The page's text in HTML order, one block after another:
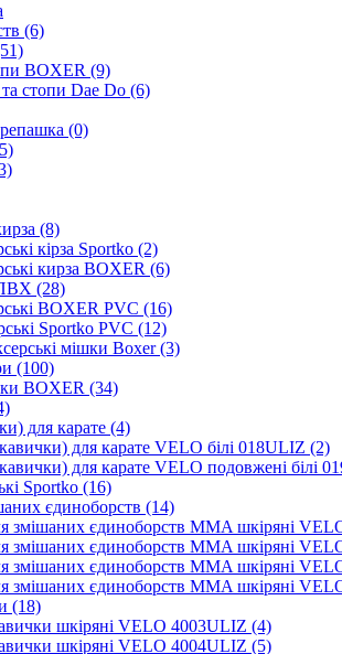
(6)
BOXER (9)
стопи Dae Do (6)
(0)
(8)
кірза Sportko (2)
кирза BOXER (6)
(28)
BOXER PVC (16)
Sportko PVC (12)
мішки Boxer (3)
(100)
BOXER (34)
для карате (4)
для карате VELO білі 018ULIZ (2)
для карате VELO подовжені білі
Sportko (16)
єдиноборств (14)
змішаних єдиноборств MMA шкіряні
змішаних єдиноборств MMA шкіряні
змішаних єдиноборств MMA шкіряні
змішаних єдиноборств MMA шкіряні
(18)
шкіряні VELO 4003ULIZ (4)
шкіряні VELO 4004ULIZ (5)